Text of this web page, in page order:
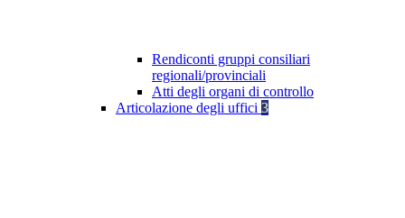
Rendiconti gruppi consiliari
regionali/provinciali
Atti degli organi di controllo
Articolazione degli uffici 3